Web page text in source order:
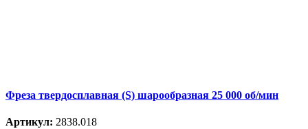
Фреза твердосплавная (S) шарообразная 25 000 об/мин
Артикул: 2838.018